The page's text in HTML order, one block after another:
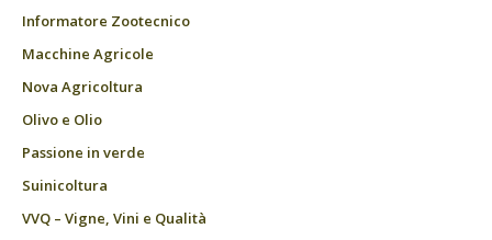
Informatore Zootecnico
Macchine Agricole
Nova Agricoltura
Olivo e Olio
Passione in verde
Suinicoltura
VVQ – Vigne, Vini e Qualità